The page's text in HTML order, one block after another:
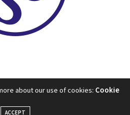
about our use of cookies: Cookie
ACCEPT